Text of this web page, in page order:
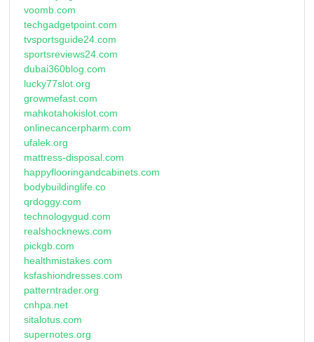
voomb.com
techgadgetpoint.com
tvsportsguide24.com
sportsreviews24.com
dubai360blog.com
lucky77slot.org
growmefast.com
mahkotahokislot.com
onlinecancerpharm.com
ufalek.org
mattress-disposal.com
happyflooringandcabinets.com
bodybuildinglife.co
qrdoggy.com
technologygud.com
realshocknews.com
pickgb.com
healthmistakes.com
ksfashiondresses.com
patterntrader.org
cnhpa.net
sitalotus.com
supernotes.org